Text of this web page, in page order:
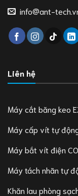
info@ant-
Liên hệ
Máy cắt băng keo
Máy cấp vít tự
Máy bắt vít điện
Máy tách nhãn tự
Khăn lau phòng